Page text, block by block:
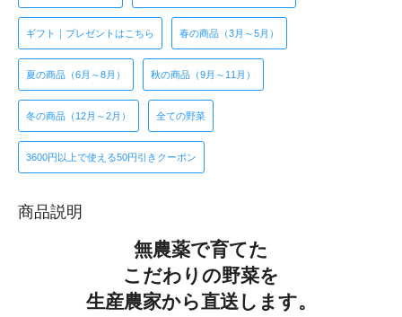
ギフト｜プレゼントはこちら 春の商品（3月～5月）
夏の商品（6月～8月） 秋の商品（9月～11月）
冬の商品（12月～2月） 全ての野菜
3600円以上で使える50円引きクーポン
商品説明
無農薬で育てた
こだわりの野菜を
生産農家から直送します。